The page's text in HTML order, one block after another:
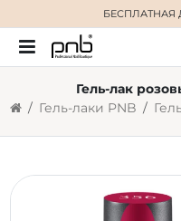
БЕСПЛАТНАЯ
Гель-лаки PNB